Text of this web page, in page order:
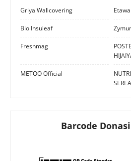
Griya Wallcovering
Bio Insuleaf
Freshmag
METOO Official
Barcode